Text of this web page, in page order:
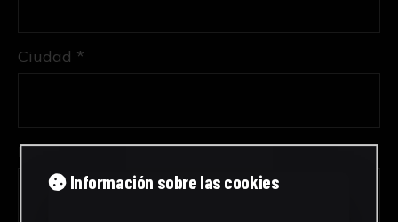
Ciudad *
Provincia *
Información sobre las cookies